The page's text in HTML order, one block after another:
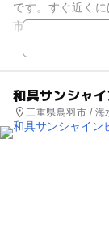
です。すぐ近く
市立図書館も併
和具サンシャ
三重県鳥羽市 / 海